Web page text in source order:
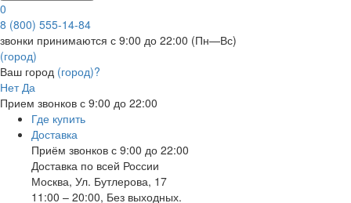
0
8 (800) 555-14-84
звонки принимаются с 9:00 до 22:00 (Пн—Вс)
(город)
Ваш город (город)?
Нет Да
Прием звонков с 9:00 до 22:00
Где купить
Доставка
Приём звонков с 9:00 до 22:00
Доставка по всей России
Москва, Ул. Бутлерова, 17
11:00 – 20:00, Без выходных.